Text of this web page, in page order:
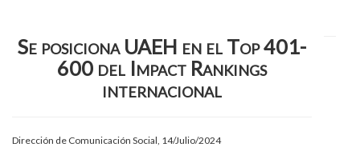
Patronato
Acreditación Internacional
Se posiciona UAEH en el Top 401-
600 del Impact Rankings
internacional
Dirección de Comunicación Social, 14/Julio/2024